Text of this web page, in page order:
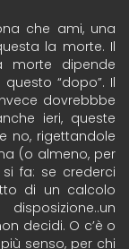
che ami, una
la morte. Il
morte dipende
“dopo”. Il
dovrebbbe
ieri, queste
no, rigettandole
(o almeno, per
fa: se crederci
di un calcolo
decidi. O c’è o
senso, per chi